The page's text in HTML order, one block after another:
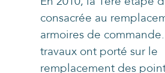
consacrée au
armoires de
travaux ont porté sur le
remplacement des